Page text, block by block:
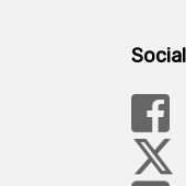
Social